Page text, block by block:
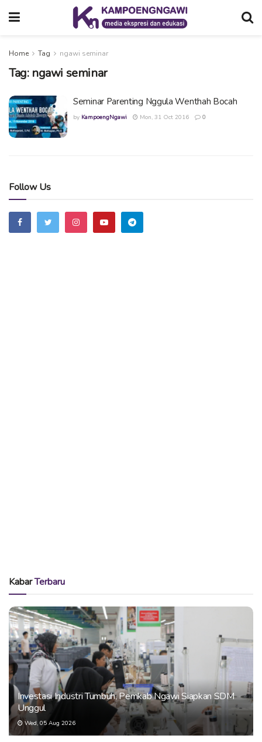
Home Tag ngawi seminar
Tag: ngawi seminar
Seminar Parenting Nggula Wenthah Bocah
by KampoengNgawi Mon, 31 Oct 2016 0
Follow Us
KabarTerbaru
Investasi Industri Tumbuh, Pemkab Ngawi Siapkan SDM
Unggul
Wed, 05 Aug 2026